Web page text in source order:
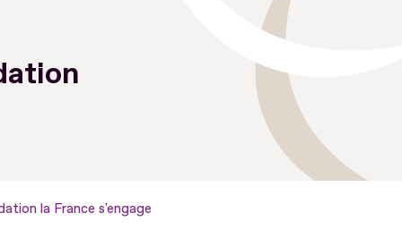
la France s'engage